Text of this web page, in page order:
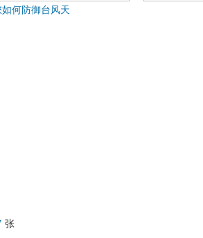
何防御台风天
张